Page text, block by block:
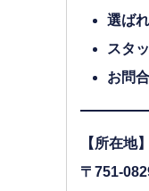
選ば
スタ
お問
【所在地】
〒751-